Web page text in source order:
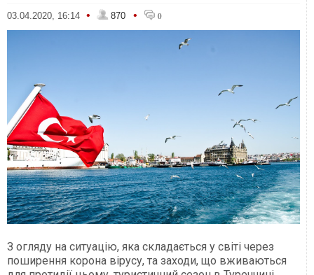
03.04.2020, 16:14 • 870 • 0
З огляду на ситуацію, яка складається у світі через
поширення корона вірусу, та заходи, що вживаються